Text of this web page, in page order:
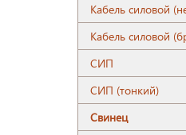
Кабель силовой
Кабель силовой
СИП
СИП (тонкий)
Свинец